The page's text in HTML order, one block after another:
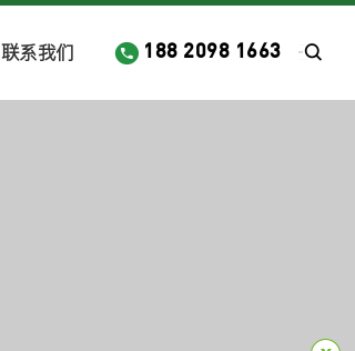
联系我们 188 2098 1663